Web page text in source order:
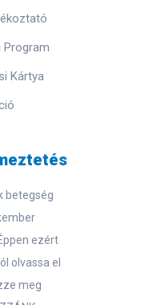
Program
Kártya
betegség
ezért
olvassa el
meg